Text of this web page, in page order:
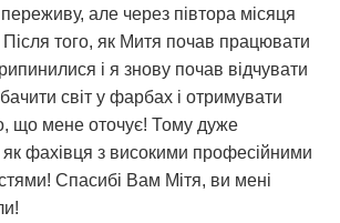
але через півтора місяця
того, як Митя почав працювати
і я знову почав відчувати
світ у фарбах і отримувати
що мене оточує! Тому дуже
фахівця з високими професійними
Спасибі Вам Мітя, ви мені